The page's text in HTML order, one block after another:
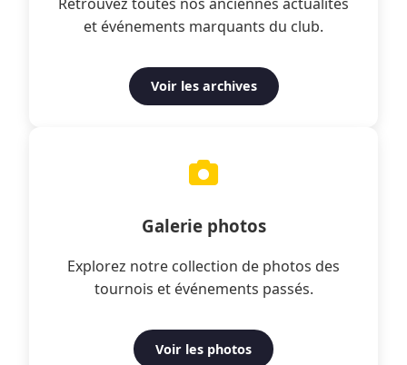
et événements marquants du club.
Voir les archives
Galerie photos
Explorez notre collection de photos des
tournois et événements passés.
Voir les photos